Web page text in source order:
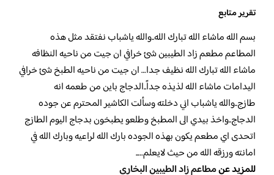
تقرير متابع
بسم الله ماشاء الله تبارك الله..والله ياشباب نفتقد مثل هذه
المطاعم مطعم زاد الطيبين شئ خرافي ان جيت من ناحيه النظافه
ماشاء الله تبارك الله نظيف جدا… ان جيت من ناحيه الطبخ شئ خرافي
اليدامات ماشاء الله لذيذه جداً..الدجاج باين من طعمه انه
طازج..والله ياشباب اني دخلته وسألت الكاشير المحترم عن جوده
الدجاج..واخذ بيدي الى المطبخ وطلعو يطبخون بدجاج اليوم الطازج
اتحدى اي مطعم يكون بهذه الجوده بارك الله لراعيه وبارك الله في
امانته ورزقه الله من حيث لايعلم…..
للمزيد عنمطاعم زاد الطيبين البخاري